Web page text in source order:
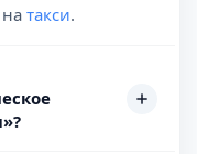
такси.